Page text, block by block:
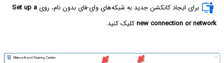
برای ایجاد کانکشن جدید به شبکه‌های وای-فای بدون نام، روی Set up a
new connection or networkکلیک کنید.